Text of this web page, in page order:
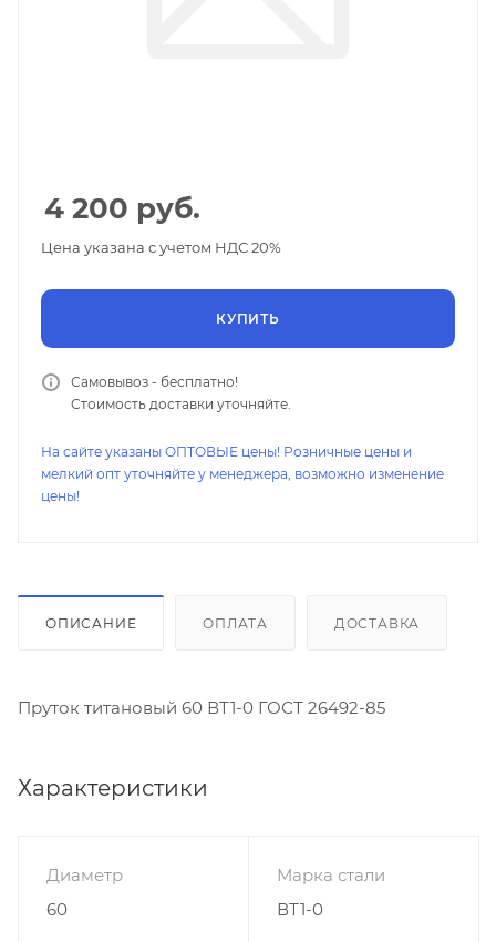
4 200 руб.
Цена указана с учетом НДС 20%
КУПИТЬ
Самовывоз - бесплатно!
Стоимость доставки уточняйте.
На сайте указаны ОПТОВЫЕ цены! Розничные цены и
мелкий опт уточняйте у менеджера, возможно изменение
цены!
ОПИСАНИЕ ОПЛАТА ДОСТАВКА
Пруток титановый 60 ВТ1-0 ГОСТ 26492-85
Характеристики
Диаметр
60
Марка стали
ВТ1-0